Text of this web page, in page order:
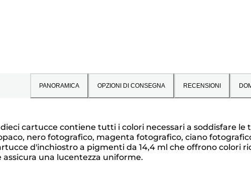
PANORAMICA OPZIONI DI CONSEGNA RECENSIONI
cartucce contiene tutti i colori necessari a soddisfare
nero fotografico, magenta fotografico, ciano
d'inchiostro a pigmenti da 14,4 ml che offrono colori
una lucentezza uniforme.